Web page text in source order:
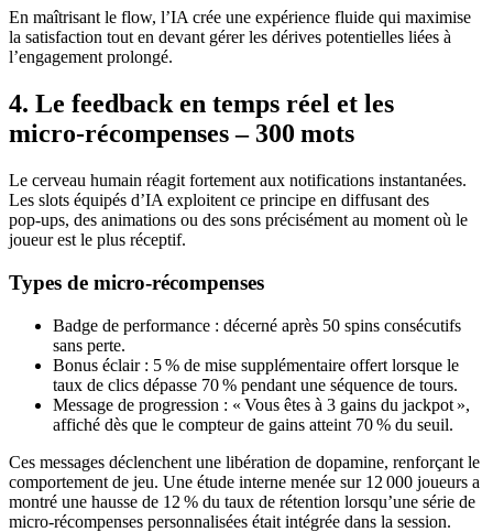
En maîtrisant le flow, l’IA crée une expérience fluide qui maximise
la satisfaction tout en devant gérer les dérives potentielles liées à
l’engagement prolongé.
4. Le feedback en temps réel et les
micro‑récompenses – 300 mots
Le cerveau humain réagit fortement aux notifications instantanées.
Les slots équipés d’IA exploitent ce principe en diffusant des
pop‑ups, des animations ou des sons précisément au moment où le
joueur est le plus réceptif.
Types de micro‑récompenses
Badge de performance : décerné après 50 spins consécutifs
sans perte.
Bonus éclair : 5 % de mise supplémentaire offert lorsque le
taux de clics dépasse 70 % pendant une séquence de tours.
Message de progression : « Vous êtes à 3 gains du jackpot »,
affiché dès que le compteur de gains atteint 70 % du seuil.
Ces messages déclenchent une libération de dopamine, renforçant le
comportement de jeu. Une étude interne menée sur 12 000 joueurs a
montré une hausse de 12 % du taux de rétention lorsqu’une série de
micro‑récompenses personnalisées était intégrée dans la session.